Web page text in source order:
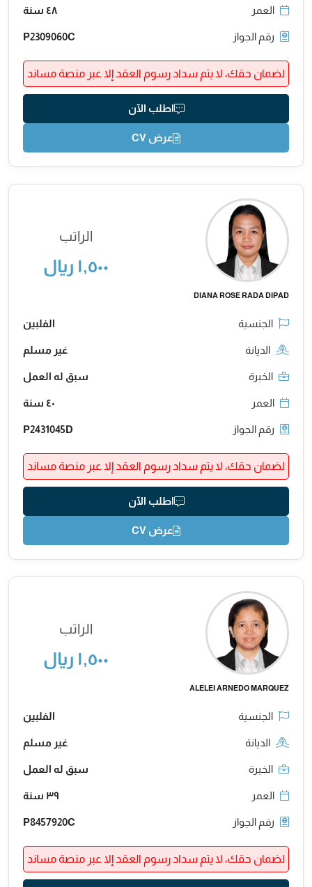
العمر ٤٨ سنة
رقم الجواز P2309060C
لضمان حقك، لا يتم سداد رسوم العقد إلا عبر منصة مساند
اطلب الآن
عرض CV
DIANA ROSE RADA DIPAD
الراتب
١,٥٠٠ ريال
الجنسية الفلبين
الديانة غير مسلم
الخبرة سبق له العمل
العمر ٤٠ سنة
رقم الجواز P2431045D
لضمان حقك، لا يتم سداد رسوم العقد إلا عبر منصة مساند
اطلب الآن
عرض CV
ALELEI ARNEDO MARQUEZ
الراتب
١,٥٠٠ ريال
الجنسية الفلبين
الديانة غير مسلم
الخبرة سبق له العمل
العمر ٣٩ سنة
رقم الجواز P8457920C
لضمان حقك، لا يتم سداد رسوم العقد إلا عبر منصة مساند